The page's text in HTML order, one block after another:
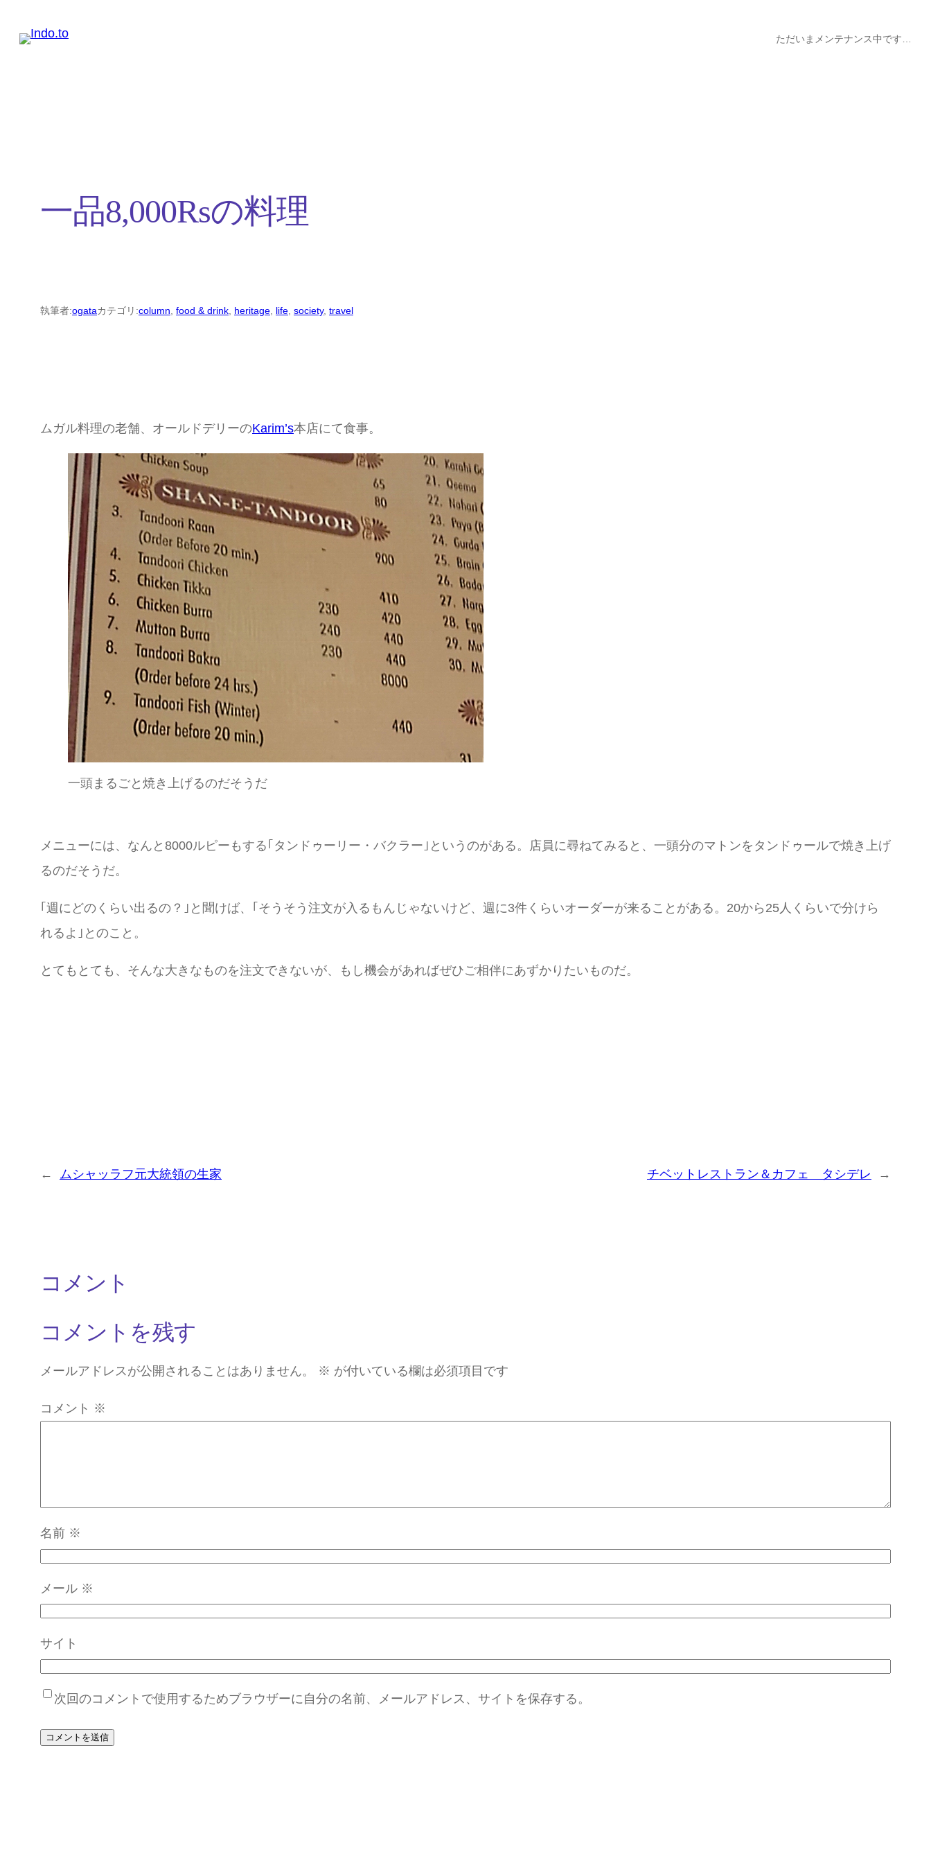
ただいまメンテナンス中です…
一品8,000Rsの料理
執筆者:ogataカテゴリ:column, food & drink, heritage, life, society, travel
ムガル料理の老舗、オールドデリーのKarim’s本店にて食事。
一頭まるごと焼き上げるのだそうだ
メニューには、なんと8000ルピーもする｢タンドゥーリー・バクラー｣というのがある。店員に尋ねてみると、一頭分のマトンをタンドゥールで焼き上げ
るのだそうだ。
｢週にどのくらい出るの？｣と聞けば、｢そうそう注文が入るもんじゃないけど、週に3件くらいオーダーが来ることがある。20から25人くらいで分けら
れるよ｣とのこと。
とてもとても、そんな大きなものを注文できないが、もし機会があればぜひご相伴にあずかりたいものだ。
← ムシャッラフ元大統領の生家 チベットレストラン＆カフェ タシデレ →
コメント
コメントを残す
メールアドレスが公開されることはありません。 ※ が付いている欄は必須項目です
コメント ※
名前 ※
メール ※
サイト
次回のコメントで使用するためブラウザーに自分の名前、メールアドレス、サイトを保存する。